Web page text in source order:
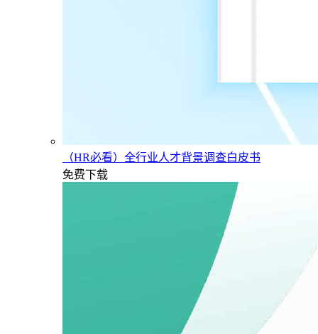
（HR必看）全行业人才背景调查白皮书
免费下载